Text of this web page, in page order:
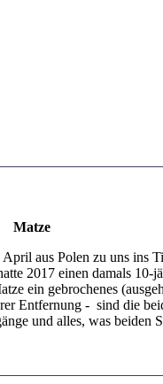
Matze
aus Polen zu uns ins
2017 einen damals
ein gebrochenes
Entfernung - sind die
und alles, was beiden